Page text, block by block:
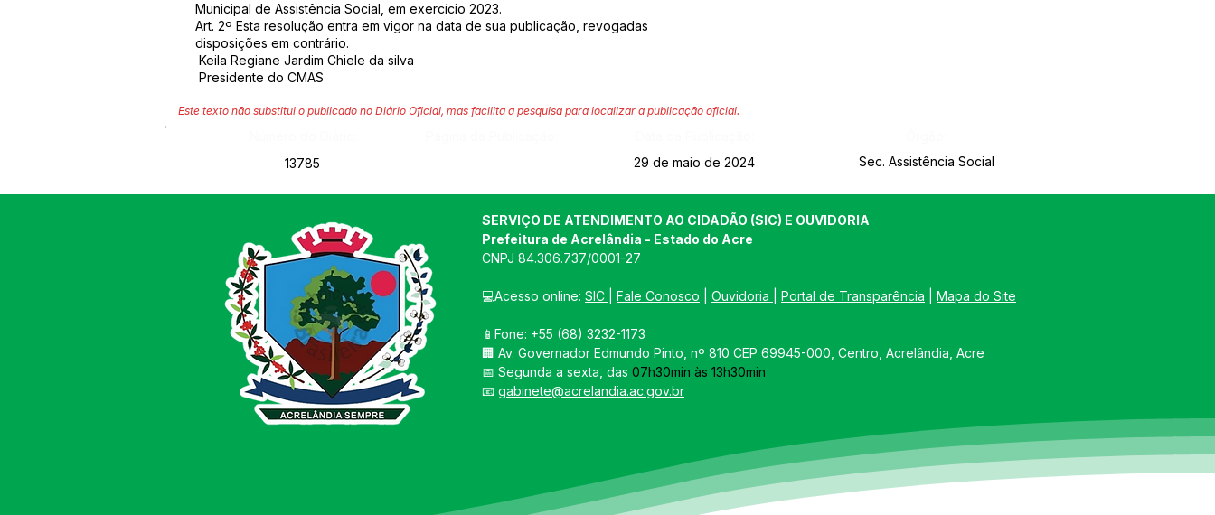
Municipal de Assistência Social, em exercício 2023.
Art. 2º Esta resolução entra em vigor na data de sua publicação, revogadas
disposições em contrário.
Keila Regiane Jardim Chiele da silva
Presidente do CMAS
Este texto não substitui o publicado no Diário Oficial, mas facilita a pesquisa para localizar a publicação oficial.
13785
29 de maio de 2024 Sec. Assistência Social
SERVIÇO DE ATENDIMENTO AO CIDADÃO (SIC) E OUVIDORIA
Prefeitura de Acrelândia - Estado do Acre
CNPJ 84.306.737/0001-27
💻Acesso online: SIC Fale Conosco Ouvidoria Portal de Transparência Mapa do Site
📱Fone: +55 (68) 3232-1173
🏢 Av. Governador Edmundo Pinto, nº 810 CEP 69945-000, Centro, Acrelândia, Acre
📅 Segunda a sexta, das 07h30min às 13h30min
📧 gabinete@acrelandia.ac.gov.br